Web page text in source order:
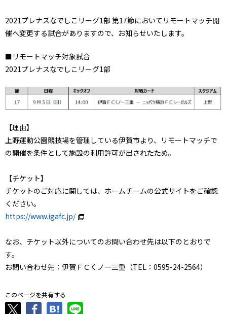
2021プレナスなでしこリーグ1部 第17節においてリモートマッチ開
催へ変更する試合がありますので、お知らせいたします。
■リモートマッチ対象試合
2021プレナスなでしこリーグ1部
【理由】
上野運動公園競技場を管理している伊賀市より、リモートマッチで
の開催を条件として施設の利用許可が出されたため。
【チケット】
チケットのご対応に関しては、ホームチームの公式サイトをご確認
ください。
https://www.igafc.jp/
なお、チケット以外についてのお問い合わせ先は以下のとおりで
す。
お問い合わせ先：伊賀ＦＣくノ一三重（TEL：0595-24-2564）
このページを共有する